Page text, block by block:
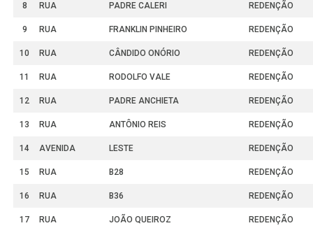
8 RUA PADRE CALERI REDENÇÃO
9 RUA FRANKLIN PINHEIRO REDENÇÃO
10 RUA CÂNDIDO ONÓRIO REDENÇÃO
11 RUA RODOLFO VALE REDENÇÃO
12 RUA PADRE ANCHIETA REDENÇÃO
13 RUA ANTÔNIO REIS REDENÇÃO
14 AVENIDA LESTE REDENÇÃO
15 RUA B28 REDENÇÃO
16 RUA B36 REDENÇÃO
17 RUA JOÃO QUEIROZ REDENÇÃO